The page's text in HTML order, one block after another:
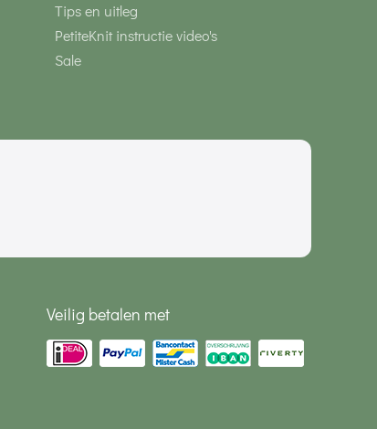
Tips en uitleg
PetiteKnit instructie video's
Sale
Veilig betalen met